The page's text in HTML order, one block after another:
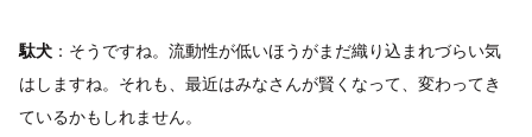
駄犬 ：そうですね。流動性が低いほうがまだ織り込まれづらい気
はしますね。それも、最近はみなさんが賢くなって、変わってき
ているかもしれません。